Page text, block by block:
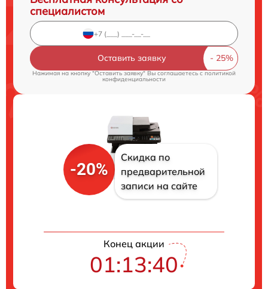
специалистом
Оставить заявку
Нажимая на кнопку "Оставить заявку" Вы соглашаетесь cполитикой
конфиденциальности
-20%
Скидка по
предварительной
записи на сайте
Конец акции
01:13:40